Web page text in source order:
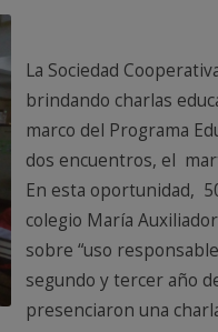
La Sociedad
brindando charlas
marco del Programa
dos encuentros, el
En esta oportunidad,
colegio María
sobre “uso
segundo y tercer año
presenciaron una